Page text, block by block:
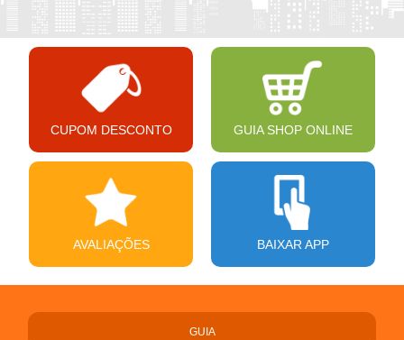
CUPOM DESCONTO GUIA SHOP ONLINE
AVALIAÇÕES BAIXAR APP
GUIA